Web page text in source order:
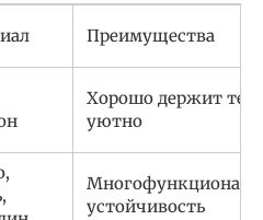
Преимущества
Хорошо держит
уютно
устойчивость